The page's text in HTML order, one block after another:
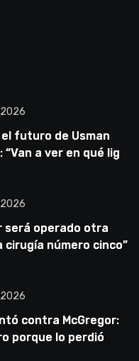
futuro de Usman
a ver en qué liga
será operado otra
cirugía número cinco”
contra McGregor:
porque lo perdió